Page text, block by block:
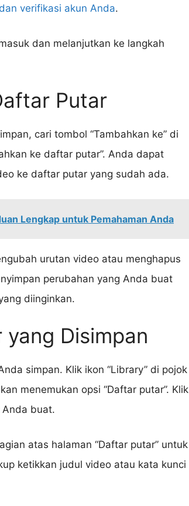
dan verifikasi akun Anda.
dan melanjutkan ke langkah
Putar
cari tombol “Tambahkan ke” di
ke daftar putar”. Anda dapat
ke daftar putar yang sudah ada.
Lengkap untuk Pemahaman Anda
urutan video atau menghapus
perubahan yang Anda buat
diinginkan.
Disimpan
simpan. Klik ikon “Library” di pojok
menemukan opsi “Daftar putar”. Klik
buat.
atas halaman “Daftar putar” untuk
ketikkan judul video atau kata kunci